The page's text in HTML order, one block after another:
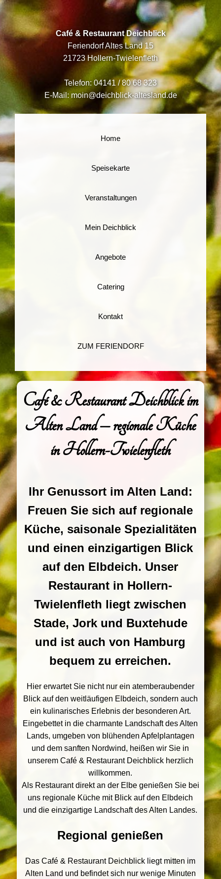
Café & Restaurant Deichblick
Feriendorf Altes Land 15
21723 Hollern-Twielenfleth
Telefon: 04141 / 80 68 323
E-Mail: moin@deichblick-altesland.de
Home
Speisekarte
Veranstaltungen
Mein Deichblick
Angebote
Catering
Kontakt
ZUM FERIENDORF
Café & Restaurant Deichblick im
Alten Land – regionale Küche
in Hollern-Twielenfleth
Ihr Genussort im Alten Land:
Freuen Sie sich auf regionale
Küche, saisonale Spezialitäten
und einen einzigartigen Blick
auf den Elbdeich. Unser
Restaurant in Hollern-
Twielenfleth liegt zwischen
Stade, Jork und Buxtehude
und ist auch von Hamburg
bequem zu erreichen.
Hier erwartet Sie nicht nur ein atemberaubender
Blick auf den weitläufigen Elbdeich, sondern auch
ein kulinarisches Erlebnis der besonderen Art.
Eingebettet in die charmante Landschaft des Alten
Lands, umgeben von blühenden Apfelplantagen
und dem sanften Nordwind, heißen wir Sie in
unserem Café & Restaurant Deichblick herzlich
willkommen.
Als Restaurant direkt an der Elbe genießen Sie bei
uns regionale Küche mit Blick auf den Elbdeich
und die einzigartige Landschaft des Alten Landes.
Regional genießen
Das Café & Restaurant Deichblick liegt mitten im
Alten Land und befindet sich nur wenige Minuten